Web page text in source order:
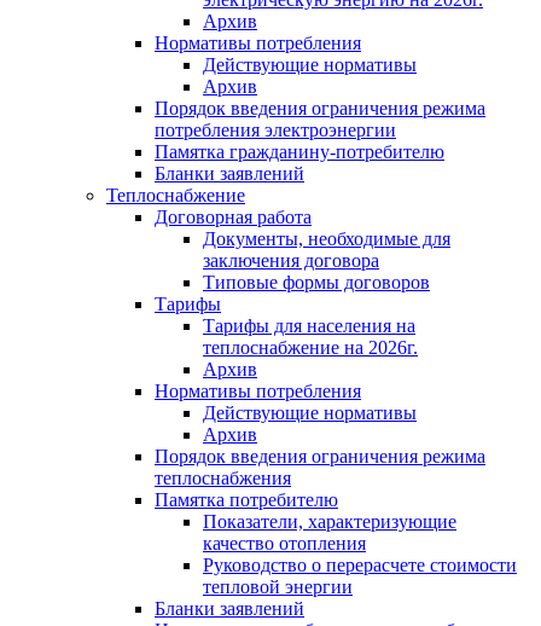
Архив
Нормативы потребления
Действующие нормативы
Архив
Порядок введения ограничения режима
потребления электроэнергии
Памятка гражданину-потребителю
Бланки заявлений
Теплоснабжение
Договорная работа
Документы, необходимые для
заключения договора
Типовые формы договоров
Тарифы
Тарифы для населения на
теплоснабжение на 2026г.
Архив
Нормативы потребления
Действующие нормативы
Архив
Порядок введения ограничения режима
теплоснабжения
Памятка потребителю
Показатели, характеризующие
качество отопления
Руководство о перерасчете стоимости
тепловой энергии
Бланки заявлений